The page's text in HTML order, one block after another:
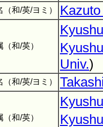
和/英/ヨミ）
和/英）
Univ.)
和/英/ヨミ）
和/英）